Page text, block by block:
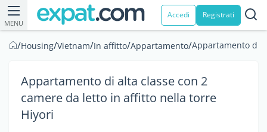
MENU
Accedi Registrati
/Housing/Vietnam/In affitto/Appartamento/Appartamento di
Appartamento di alta classe con 2
camere da letto in affitto nella torre
Hiyori